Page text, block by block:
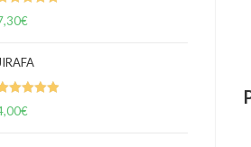
€
JIRAFA
Valorado
€